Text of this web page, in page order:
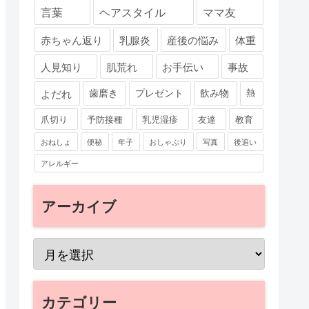
言葉
ヘアスタイル ママ友
赤ちゃん返り 乳腺炎 産後の悩み
体重
人見知り
肌荒れ お手伝い
事故
よだれ
歯磨き プレゼント 飲み物 熱
爪切り 予防接種 乳児湿疹 友達 教育
おねしょ 便秘 年子 おしゃぶり 写真 後追い
アレルギー
アーカイブ
カテゴリー